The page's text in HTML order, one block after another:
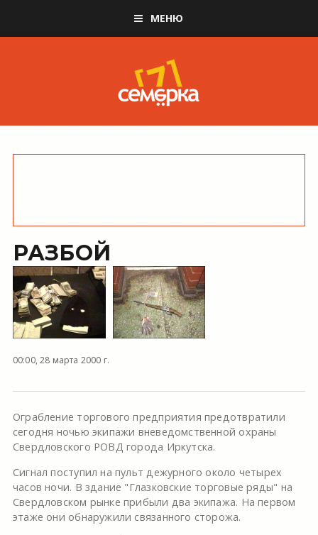
МЕНЮ
РАЗБОЙ
00:00, 28 марта 2000 г.
Ограбление торгового предприятия предотвратили
сегодня ночью экипажи вневедомственной охраны
Свердловского РОВД города Иркутска.
Сигнал поступил на пульт дежурного около четырех
часов ночи. В здание "Глазковские торговые ряды" на
Свердловском рынке прибыли два экипажа. На первом
этаже они обнаружили связанного сторожа.